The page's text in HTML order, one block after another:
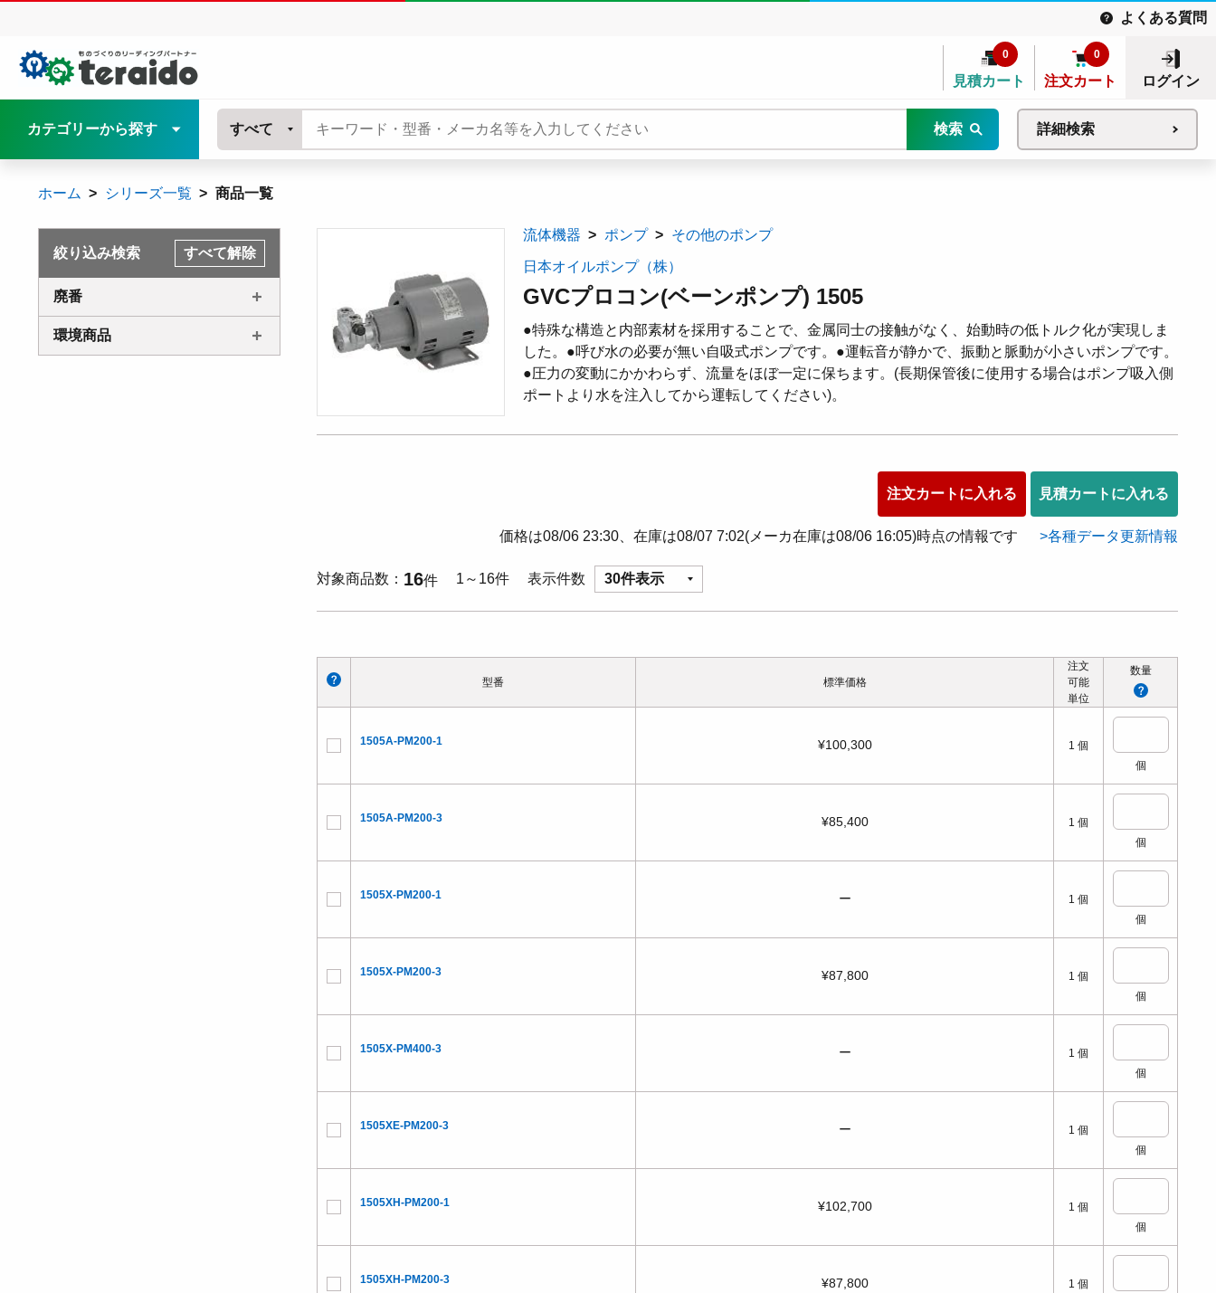
よくある質問
見積カート
0
注文カート
0
ログイン
カテゴリーから探す すべて 検索 詳細検索
ホーム シリーズ一覧 商品一覧
絞り込み検索 すべて解除
廃番
環境商品
流体機器 ポンプ その他のポンプ
日本オイルポンプ（株）
GVCプロコン(ベーンポンプ) 1505
●特殊な構造と内部素材を採用することで、金属同士の接触がなく、始動時の低トルク化が実現しま
した。●呼び水の必要が無い自吸式ポンプです。●運転音が静かで、振動と脈動が小さいポンプです。
●圧力の変動にかかわらず、流量をほぼ一定に保ちます。(長期保管後に使用する場合はポンプ吸入側
ポートより水を注入してから運転してください)。
注文カートに入れる 見積カートに入れる
価格は08/06 23:30、在庫は08/07 7:02(メーカ在庫は08/06 16:05)時点の情報です 各種データ更新情報
対象商品数 16件 1～16件 表示件数 30件表示
型番 標準価格
注文
可能
単位
数量
1505A-PM200-1 ¥100,300 1 個
個
1505A-PM200-3 ¥85,400 1 個
個
1505X-PM200-1 ー 1 個
個
1505X-PM200-3 ¥87,800 1 個
個
1505X-PM400-3 ー 1 個
個
1505XE-PM200-3 ー 1 個
個
1505XH-PM200-1 ¥102,700 1 個
個
1505XH-PM200-3 ¥87,800 1 個